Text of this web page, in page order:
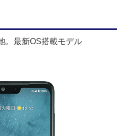
。最新OS搭載モデル